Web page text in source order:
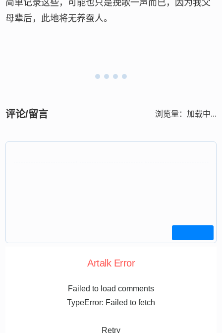
简单记录这些，可能也只是挽歌一声而已，因为我父
母辈后，此地将无养蚕人。
评论/留言 浏览量： 加载中...
Artalk Error
Failed to load comments
TypeError: Failed to fetch
Retry